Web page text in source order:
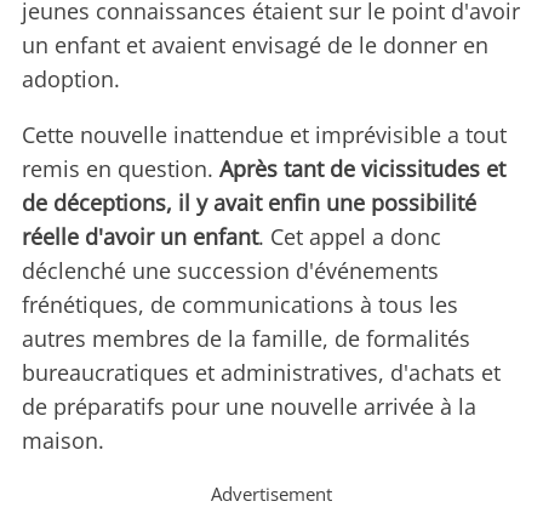
jeunes connaissances étaient sur le point d'avoir
un enfant et avaient envisagé de le donner en
adoption.
Cette nouvelle inattendue et imprévisible a tout
remis en question. Après tant de vicissitudes et
de déceptions, il y avait enfin une possibilité
réelle d'avoir un enfant. Cet appel a donc
déclenché une succession d'événements
frénétiques, de communications à tous les
autres membres de la famille, de formalités
bureaucratiques et administratives, d'achats et
de préparatifs pour une nouvelle arrivée à la
maison.
Advertisement